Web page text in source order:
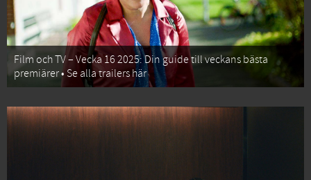
Film och TV – Vecka 16 2025: Din guide till veckans bästa
premiärer • Se alla trailers här